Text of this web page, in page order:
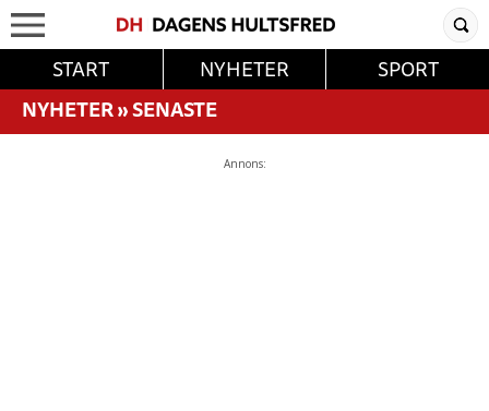
START NYHETER
SPORT
NYHETER»SENASTE
Annons: